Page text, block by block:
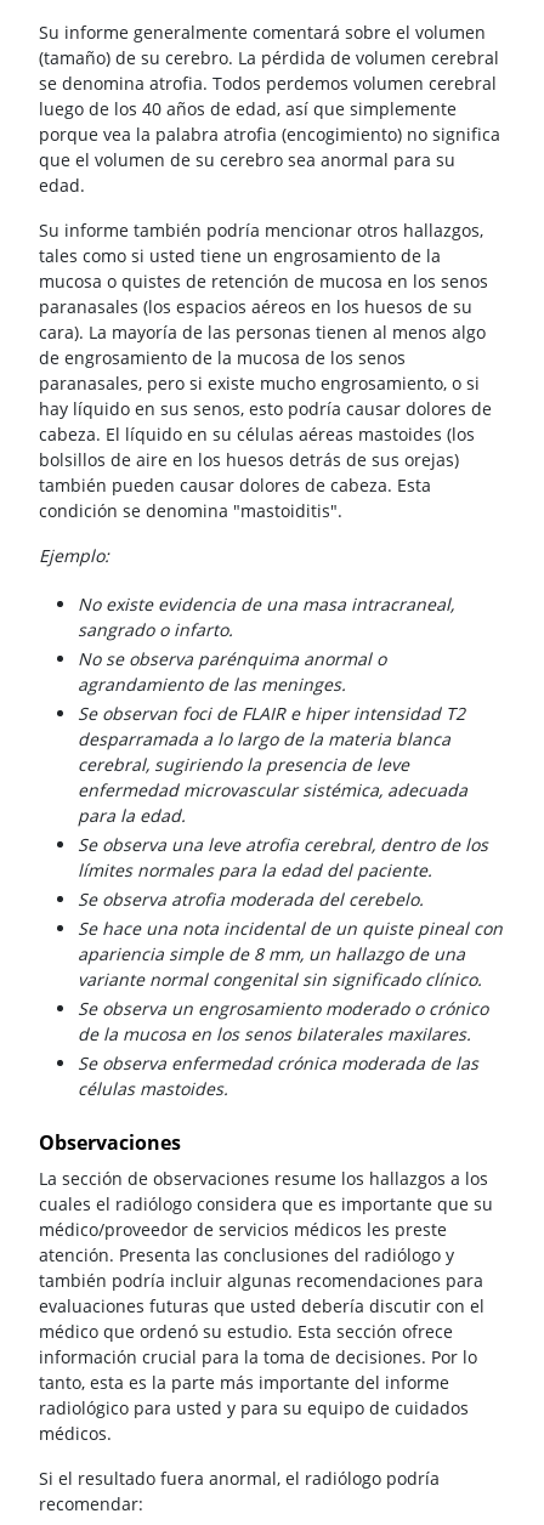
Su informe generalmente comentará sobre el volumen
(tamaño) de su cerebro. La pérdida de volumen cerebral
se denomina atrofia. Todos perdemos volumen cerebral
luego de los 40 años de edad, así que simplemente
porque vea la palabra atrofia (encogimiento) no significa
que el volumen de su cerebro sea anormal para su
edad.
Su informe también podría mencionar otros hallazgos,
tales como si usted tiene un engrosamiento de la
mucosa o quistes de retención de mucosa en los senos
paranasales (los espacios aéreos en los huesos de su
cara). La mayoría de las personas tienen al menos algo
de engrosamiento de la mucosa de los senos
paranasales, pero si existe mucho engrosamiento, o si
hay líquido en sus senos, esto podría causar dolores de
cabeza. El líquido en su células aéreas mastoides (los
bolsillos de aire en los huesos detrás de sus orejas)
también pueden causar dolores de cabeza. Esta
condición se denomina "mastoiditis".
Ejemplo:
No existe evidencia de una masa intracraneal,
sangrado o infarto.
No se observa parénquima anormal o
agrandamiento de las meninges.
Se observan foci de FLAIR e hiper intensidad T2
desparramada a lo largo de la materia blanca
cerebral, sugiriendo la presencia de leve
enfermedad microvascular sistémica, adecuada
para la edad.
Se observa una leve atrofia cerebral, dentro de los
límites normales para la edad del paciente.
Se observa atrofia moderada del cerebelo.
Se hace una nota incidental de un quiste pineal con
apariencia simple de 8 mm, un hallazgo de una
variante normal congenital sin significado clínico.
Se observa un engrosamiento moderado o crónico
de la mucosa en los senos bilaterales maxilares.
Se observa enfermedad crónica moderada de las
células mastoides.
Observaciones
La sección de observaciones resume los hallazgos a los
cuales el radiólogo considera que es importante que su
médico/proveedor de servicios médicos les preste
atención. Presenta las conclusiones del radiólogo y
también podría incluir algunas recomendaciones para
evaluaciones futuras que usted debería discutir con el
médico que ordenó su estudio. Esta sección ofrece
información crucial para la toma de decisiones. Por lo
tanto, esta es la parte más importante del informe
radiológico para usted y para su equipo de cuidados
médicos.
Si el resultado fuera anormal, el radiólogo podría
recomendar: